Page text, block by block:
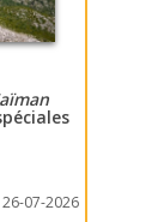
26-07-2026